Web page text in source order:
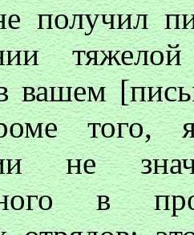
получил
вашем
того,
не
в